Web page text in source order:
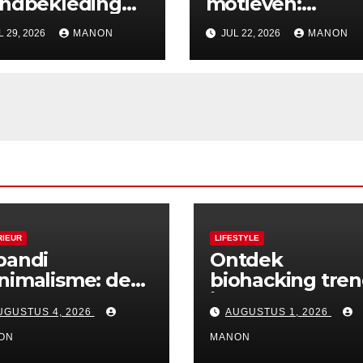
holografische
29, 2026 MANON
inspiratie voor
reizigers thuis
JUL 22, 2026 MANON
de
rust en
4, 2026
LIFESTYLE
Ontdek
biohacking
in moderne
thuiskantoren
AUGUSTUS 1, 2026
MANON